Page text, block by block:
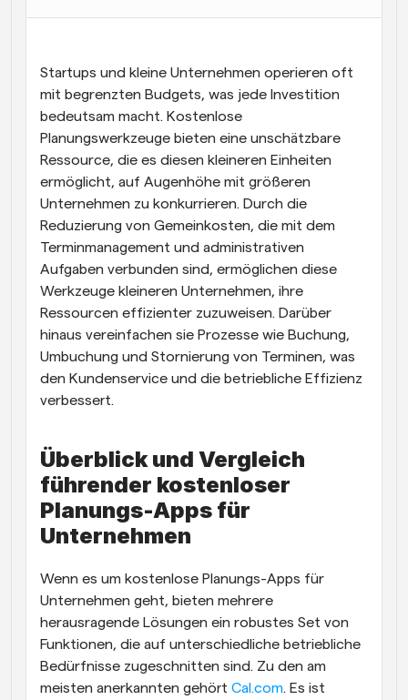
Supercharged Planung mit KI-gestützten Anrufen
Blog
Bleiben Sie auf dem Laufenden über die neuesten
Nachrichten und Updates.
Sofortige Besprechungen
Treffen Sie sich in wenigen Minuten mit Kunden
Dynamische Gruppenlinks
Nahtlos Meetings mit mehreren Personen buchen
Webhooks
Erhalten Sie eine Benachrichtigung, wenn etwas
passiert
Startups und kleine Unternehmen operieren oft
mit begrenzten Budgets, was jede Investition
bedeutsam macht. Kostenlose
Planungswerkzeuge bieten eine unschätzbare
Ressource, die es diesen kleineren Einheiten
ermöglicht, auf Augenhöhe mit größeren
Unternehmen zu konkurrieren. Durch die
Reduzierung von Gemeinkosten, die mit dem
Terminmanagement und administrativen
Aufgaben verbunden sind, ermöglichen diese
Werkzeuge kleineren Unternehmen, ihre
Ressourcen effizienter zuzuweisen. Darüber
hinaus vereinfachen sie Prozesse wie Buchung,
Umbuchung und Stornierung von Terminen, was
den Kundenservice und die betriebliche Effizienz
verbessert.
Überblick und Vergleich
führender kostenloser
Planungs-Apps für
Unternehmen
Wenn es um kostenlose Planungs-Apps für
Unternehmen geht, bieten mehrere
herausragende Lösungen ein robustes Set von
Funktionen, die auf unterschiedliche betriebliche
Bedürfnisse zugeschnitten sind. Zu den am
meisten anerkannten gehört Cal.com. Es ist